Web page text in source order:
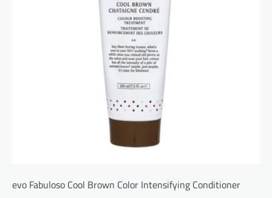
evo Fabuloso Cool Brown Color Intensifying Conditioner